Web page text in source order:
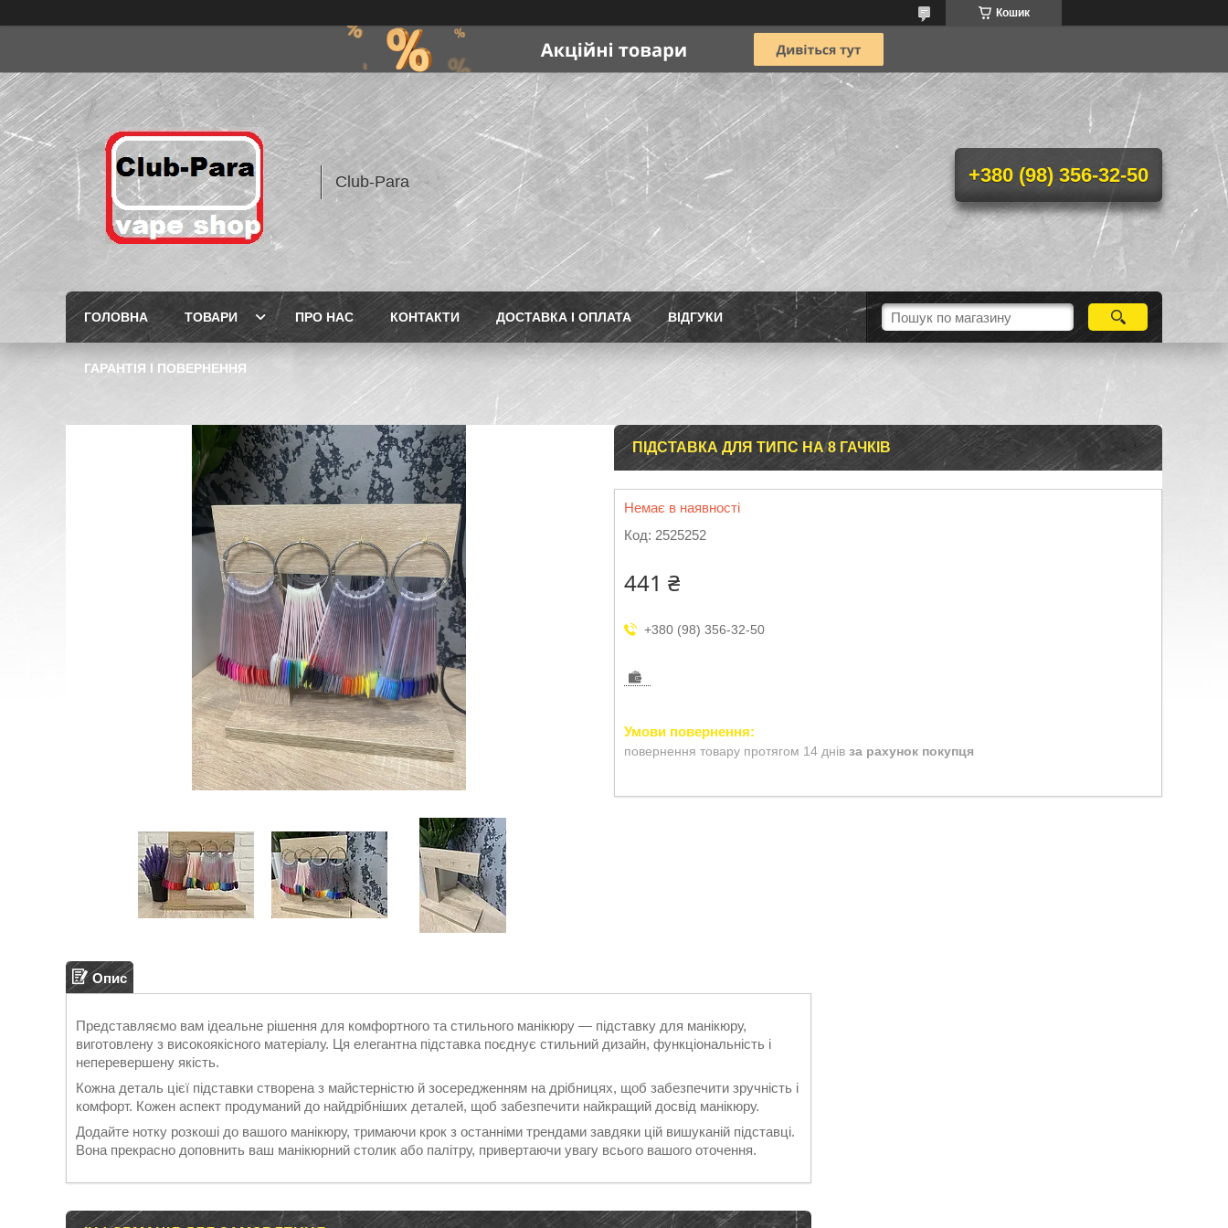
Кошик
Club-Para +380 (98) 356-32-50
ГОЛОВНА ТОВАРИ ПРО НАС КОНТАКТИ ДОСТАВКА І ОПЛАТА ВІДГУКИ
ГАРАНТІЯ І ПОВЕРНЕННЯ
ПІДСТАВКА ДЛЯ ТИПС НА 8 ГАЧКІВ
Немає в наявності
Код: 2525252
441 ₴
+380 (98) 356-32-50
повернення товару протягом 14 днів за рахунок покупця
Опис
Представляємо вам ідеальне рішення для комфортного та стильного манікюру — підставку для манікюру,
виготовлену з високоякісного матеріалу. Ця елегантна підставка поєднує стильний дизайн, функціональність і
неперевершену якість.
Кожна деталь цієї підставки створена з майстерністю й зосередженням на дрібницях, щоб забезпечити зручність і
комфорт. Кожен аспект продуманий до найдрібніших деталей, щоб забезпечити найкращий досвід манікюру.
Додайте нотку розкоші до вашого манікюру, тримаючи крок з останніми трендами завдяки цій вишуканій підставці.
Вона прекрасно доповнить ваш манікюрний столик або палітру, привертаючи увагу всього вашого оточення.